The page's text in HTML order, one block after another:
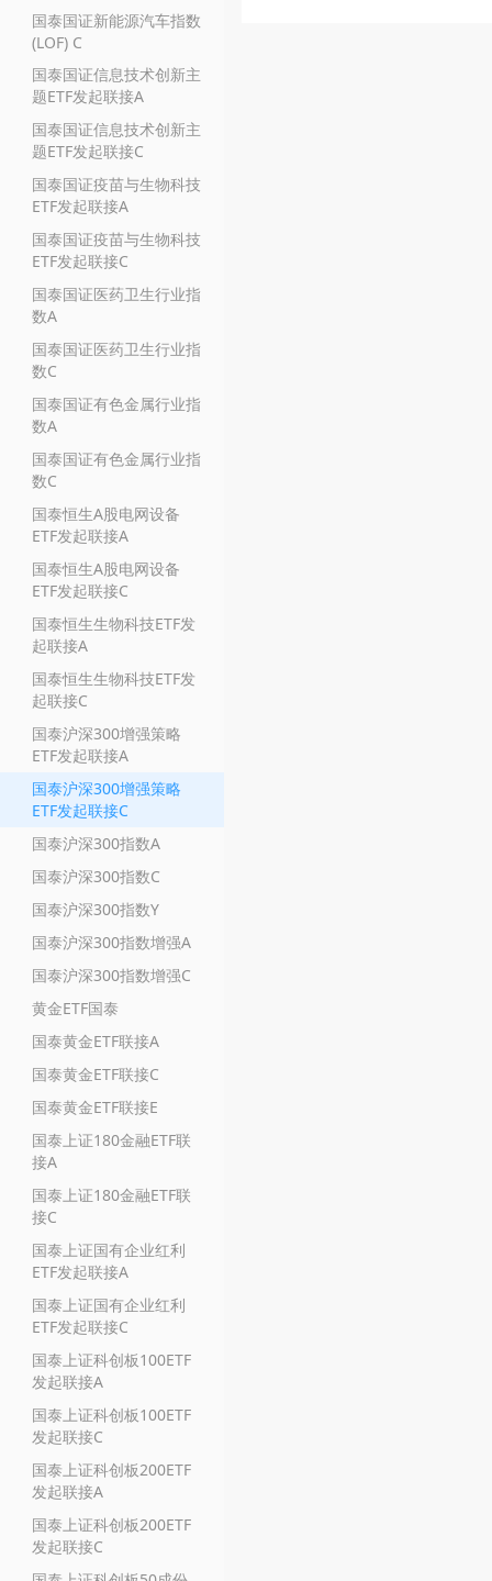
国泰国证新能源汽车指数
(LOF) C
国泰国证信息技术创新主
题ETF发起联接A
国泰国证信息技术创新主
题ETF发起联接C
国泰国证疫苗与生物科技
ETF发起联接A
国泰国证疫苗与生物科技
ETF发起联接C
国泰国证医药卫生行业指
数A
国泰国证医药卫生行业指
数C
国泰国证有色金属行业指
数A
国泰国证有色金属行业指
数C
国泰恒生A股电网设备
ETF发起联接A
国泰恒生A股电网设备
ETF发起联接C
国泰恒生生物科技ETF发
起联接A
国泰恒生生物科技ETF发
起联接C
国泰沪深300增强策略
ETF发起联接A
国泰沪深300增强策略
ETF发起联接C
国泰沪深300指数A
国泰沪深300指数C
国泰沪深300指数Y
国泰沪深300指数增强A
国泰沪深300指数增强C
黄金ETF国泰
国泰黄金ETF联接A
国泰黄金ETF联接C
国泰黄金ETF联接E
国泰上证180金融ETF联
接A
国泰上证180金融ETF联
接C
国泰上证国有企业红利
ETF发起联接A
国泰上证国有企业红利
ETF发起联接C
国泰上证科创板100ETF
发起联接A
国泰上证科创板100ETF
发起联接C
国泰上证科创板200ETF
发起联接A
国泰上证科创板200ETF
发起联接C